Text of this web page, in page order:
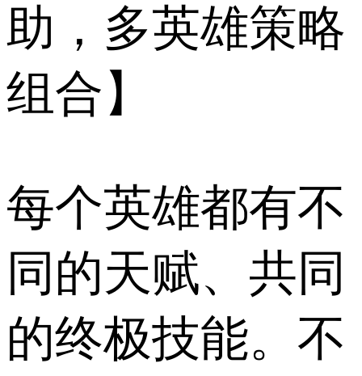
助，多英雄策略
组合】
每个英雄都有不
同的天赋、共同
的终极技能。不